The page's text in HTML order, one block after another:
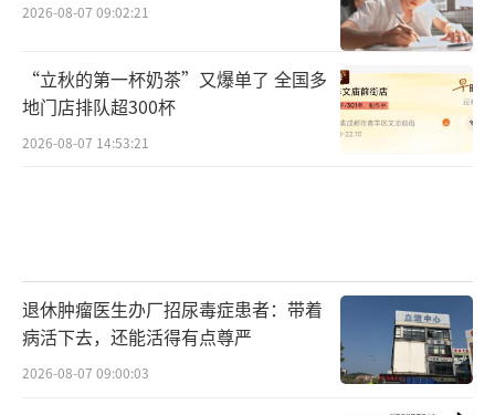
2026-08-07 09:02:21
“立秋的第一杯奶茶”又爆单了 全国多
地门店排队超300杯
2026-08-07 14:53:21
退休肿瘤医生办厂招尿毒症患者：带着
病活下去，还能活得有点尊严
2026-08-07 09:00:03